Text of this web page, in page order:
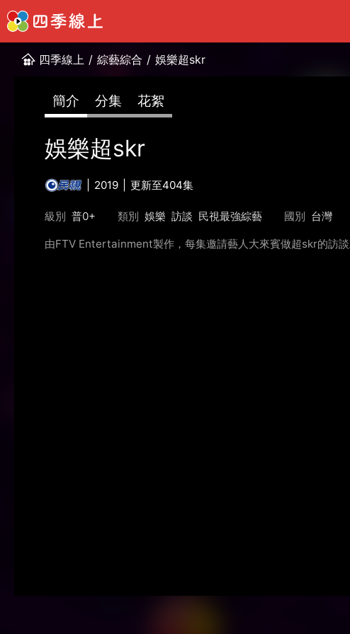
四季線上 / 綜藝綜合 / 娛樂超skr
簡介 分集 花絮
娛樂超skr
2019 更新至404集
級別 普0+ 類別 娛樂 訪談 民視最強綜藝 國別 台灣
由FTV Entertainment製作，每集邀請藝人大來賓做超skr的訪